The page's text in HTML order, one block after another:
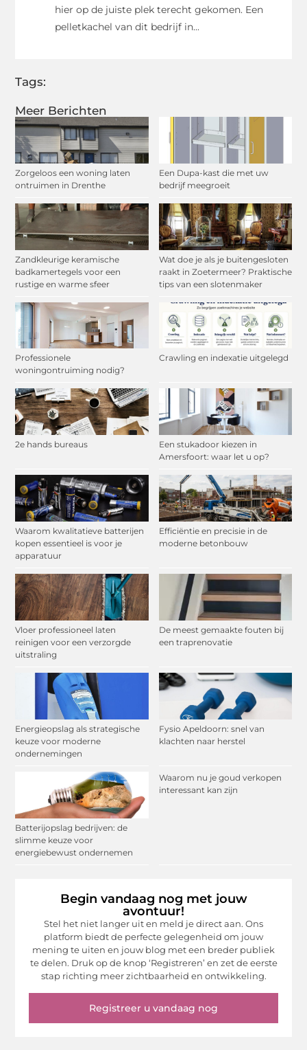
Meer Berichten
Zorgeloos een woning laten
ontruimen in Drenthe
Een Dupa-kast die met uw
bedrijf meegroeit
Zandkleurige keramische
badkamertegels voor een
rustige en warme sfeer
Wat doe je als je buitengesloten
raakt in Zoetermeer? Praktische
tips van een slotenmaker
Professionele
woningontruiming nodig?
Crawling en indexatie uitgelegd
2e hands bureaus
Een stukadoor kiezen in
Amersfoort: waar let u op?
Waarom kwalitatieve batterijen
kopen essentieel is voor je
apparatuur
Efficiëntie en precisie in de
moderne betonbouw
Vloer professioneel laten
reinigen voor een verzorgde
uitstraling
De meest gemaakte fouten bij
een traprenovatie
Energieopslag als strategische
keuze voor moderne
ondernemingen
Fysio Apeldoorn: snel van
klachten naar herstel
Batterijopslag bedrijven: de
slimme keuze voor
energiebewust ondernemen
Waarom nu je goud verkopen
interessant kan zijn
Begin vandaag nog met jouw
avontuur!
Stel het niet langer uit en meld je direct aan. Ons
platform biedt de perfecte gelegenheid om jouw
mening te uiten en jouw blog met een breder publiek
te delen. Druk op de knop ‘Registreren’ en zet de eerste
stap richting meer zichtbaarheid en ontwikkeling.
Registreer u vandaag nog
hier op de juiste plek terecht gekomen. Een
pelletkachel van dit bedrijf in...
Tags: